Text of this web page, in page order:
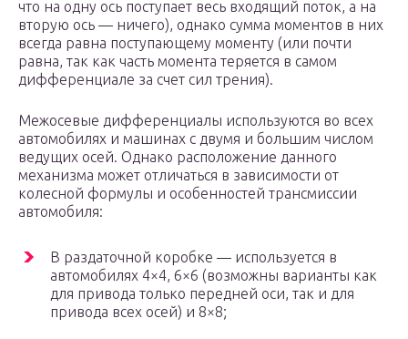
что на одну ось поступает весь входящий поток, а на
вторую ось — ничего), однако сумма моментов в них
всегда равна поступающему моменту (или почти
равна, так как часть момента теряется в самом
дифференциале за счет сил трения).
Межосевые дифференциалы используются во всех
автомобилях и машинах с двумя и большим числом
ведущих осей. Однако расположение данного
механизма может отличаться в зависимости от
колесной формулы и особенностей трансмиссии
автомобиля:
В раздаточной коробке — используется в
автомобилях 4×4, 6×6 (возможны варианты как
для привода только передней оси, так и для
привода всех осей) и 8×8;